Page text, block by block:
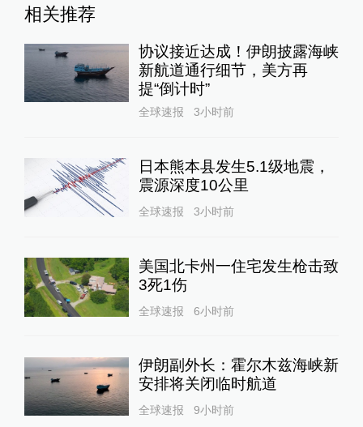
相关推荐
协议接近达成！伊朗披露海峡
新航道通行细节，美方再
提“倒计时”
全球速报 3小时前
日本熊本县发生5.1级地震，
震源深度10公里
全球速报 3小时前
美国北卡州一住宅发生枪击致
3死1伤
全球速报 6小时前
伊朗副外长：霍尔木兹海峡新
安排将关闭临时航道
全球速报 9小时前